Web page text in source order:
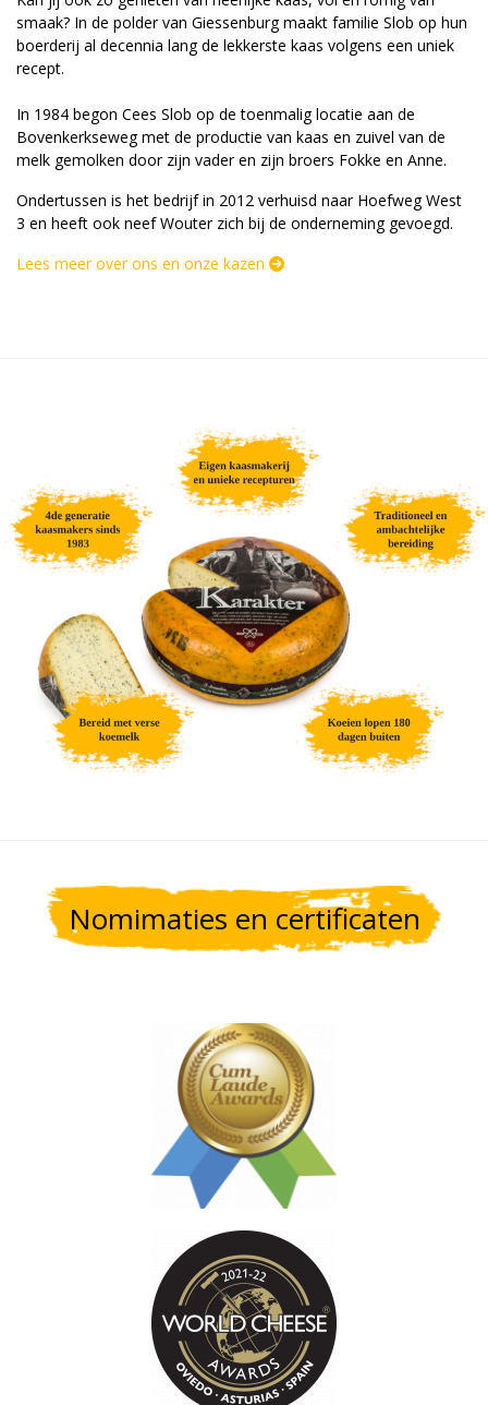
smaak? In de polder van Giessenburg maakt familie Slob op hun
boerderij al decennia lang de lekkerste kaas volgens een uniek
recept.
In 1984 begon Cees Slob op de toenmalig locatie aan de
Bovenkerkseweg met de productie van kaas en zuivel van de
melk gemolken door zijn vader en zijn broers Fokke en Anne.
Ondertussen is het bedrijf in 2012 verhuisd naar Hoefweg West
3 en heeft ook neef Wouter zich bij de onderneming gevoegd.
Lees meer over ons en onze kazen
Nomimaties en certificaten